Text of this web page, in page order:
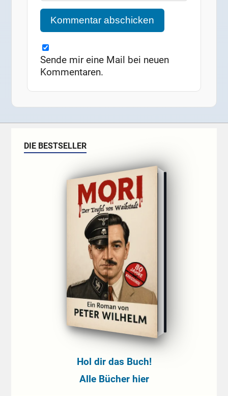
Sende mir eine Mail bei neuen
Kommentaren.
DIE BESTSELLER
Hol dir das Buch!
Alle Bücher hier